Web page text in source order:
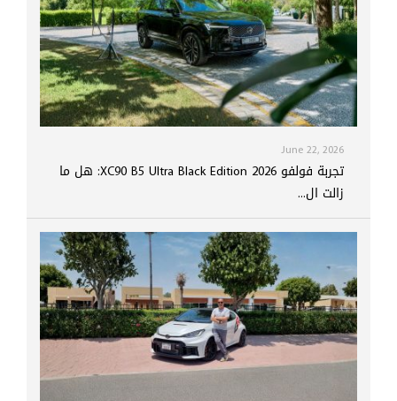
June 22, 2026
تجربة فولفو XC90 B5 Ultra Black Edition 2026: هل ما
زالت ال...